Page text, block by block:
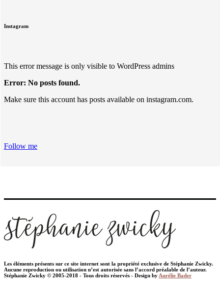
Instagram
This error message is only visible to WordPress admins
Error: No posts found.
Make sure this account has posts available on instagram.com.
Follow me
Les éléments présents sur ce site internet sont la propriété exclusive de Stéphanie Zwicky.
Aucune reproduction ou utilisation n’est autorisée sans l’accord préalable de l’auteur.
Stéphanie Zwicky © 2005-2018 - Tous droits réservés - Design by Aurélie Bader